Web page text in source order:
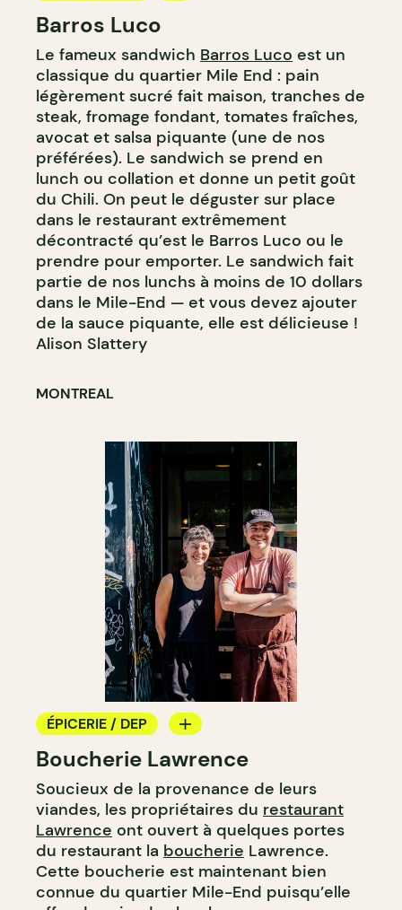
COMPTOIR
Barros Luco
Le fameux sandwich Barros Luco est un
classique du quartier Mile End : pain
légèrement sucré fait maison, tranches de
steak, fromage fondant, tomates fraîches,
avocat et salsa piquante (une de nos
préférées). Le sandwich se prend en
lunch ou collation et donne un petit goût
du Chili. On peut le déguster sur place
dans le restaurant extrêmement
décontracté qu’est le Barros Luco ou le
prendre pour emporter. Le sandwich fait
partie de nos lunchs à moins de 10 dollars
dans le Mile-End — et vous devez ajouter
de la sauce piquante, elle est délicieuse !
Alison Slattery
MONTREAL
ÉPICERIE / DEP
BOUCHERIE
Boucherie Lawrence
Soucieux de la provenance de leurs
viandes, les propriétaires du restaurant
Lawrence ont ouvert à quelques portes
du restaurant la boucherie Lawrence.
Cette boucherie est maintenant bien
connue du quartier Mile-End puisqu’elle